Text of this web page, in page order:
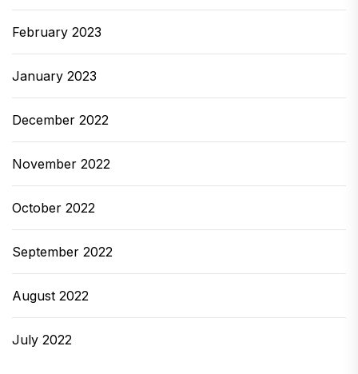
February 2023
January 2023
December 2022
November 2022
October 2022
September 2022
August 2022
July 2022